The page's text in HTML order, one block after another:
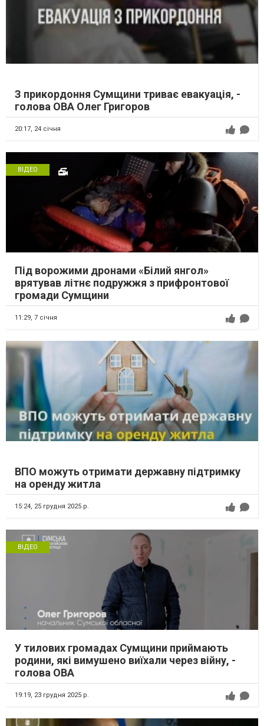
З прикордоння Сумщини триває евакуація, -
голова ОВА Олег Григоров
20:17, 24 січня
ВІДЕО
Під ворожими дронами «Білий янгол»
врятував літнє подружжя з прифронтової
громади Сумщини
11:29, 7 січня
ВПО можуть отримати державну підтримку
на оренду житла
15:24, 25 грудня 2025 р.
ВІДЕО
У тилових громадах Сумщини приймають
родини, які вимушено виїхали через війну, -
голова ОВА
19:19, 23 грудня 2025 р.